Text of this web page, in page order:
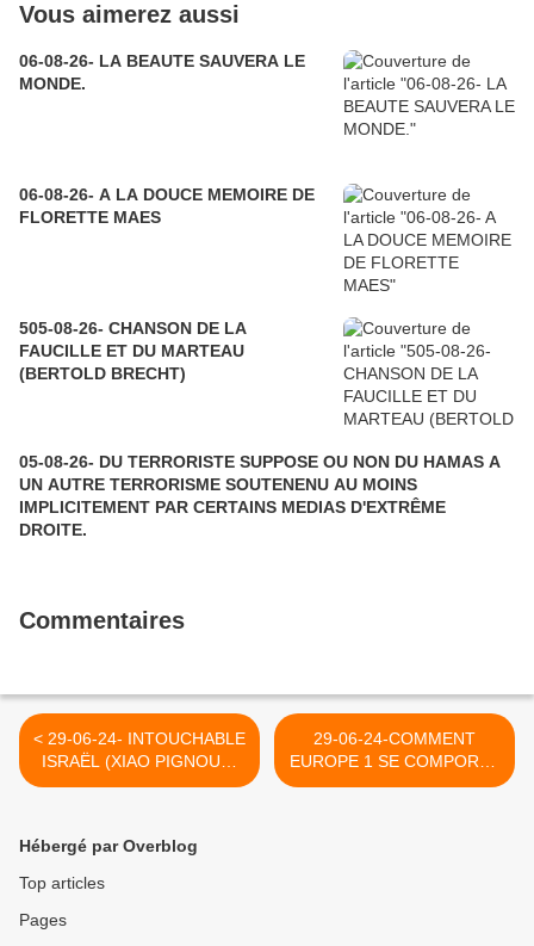
Vous aimerez aussi
06-08-26- LA BEAUTE SAUVERA LE
MONDE.
06-08-26- A LA DOUCE MEMOIRE DE
FLORETTE MAES
505-08-26- CHANSON DE LA
FAUCILLE ET DU MARTEAU
(BERTOLD BRECHT)
05-08-26- DU TERRORISTE SUPPOSE OU NON DU HAMAS A
UN AUTRE TERRORISME SOUTENENU AU MOINS
IMPLICITEMENT PAR CERTAINS MEDIAS D'EXTRÊME
DROITE.
Commentaires
< 29-06-24- INTOUCHABLE
ISRAËL (XIAO PIGNOUF-
LE GRAND SOIR)
29-06-24-COMMENT
EUROPE 1 SE COMPORTE
COMME UN RECUEUIL DE
Hébergé par Overblog
Top articles
Pages